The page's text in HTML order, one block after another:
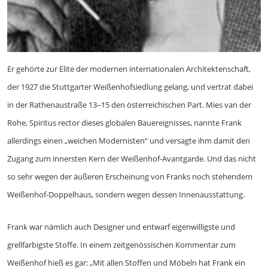
Er gehörte zur Elite der modernen internationalen Architektenschaft,
der 1927 die Stuttgarter Weißenhofsiedlung gelang, und vertrat dabei
in der Rathenaustraße 13–15 den österreichischen Part. Mies van der
Rohe, Spiritus rector dieses globalen Bauereignisses, nannte Frank
allerdings einen „weichen Modernisten“ und versagte ihm damit den
Zugang zum innersten Kern der Weißenhof-Avantgarde. Und das nicht
so sehr wegen der äußeren Erscheinung von Franks noch stehendem
Weißenhof-Doppelhaus, sondern wegen dessen Innenausstattung.
Frank war nämlich auch Designer und entwarf eigenwilligste und
grellfarbigste Stoffe. In einem zeitgenössischen Kommentar zum
Weißenhof hieß es gar: „Mit allen Stoffen und Möbeln hat Frank ein